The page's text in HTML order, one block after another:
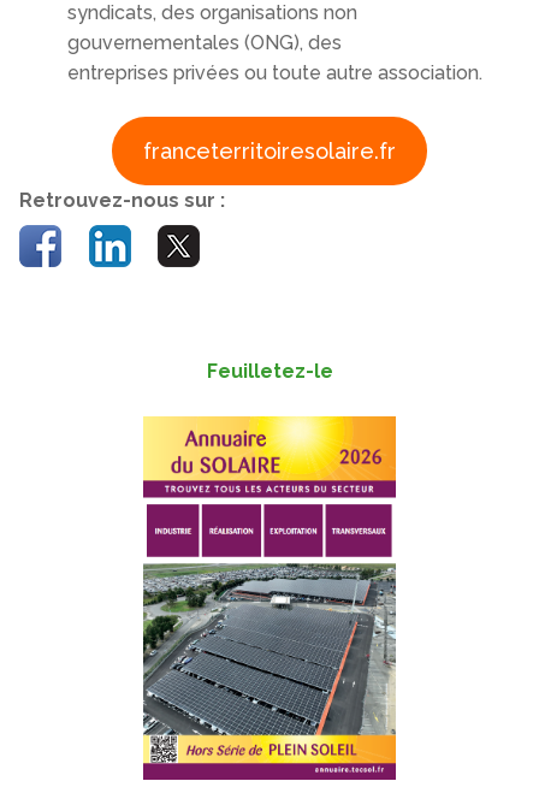
syndicats, des organisations non
gouvernementales (ONG), des
entreprises privées ou toute autre association.
franceterritoiresolaire.fr
Retrouvez-nous sur :
Feuilletez-le